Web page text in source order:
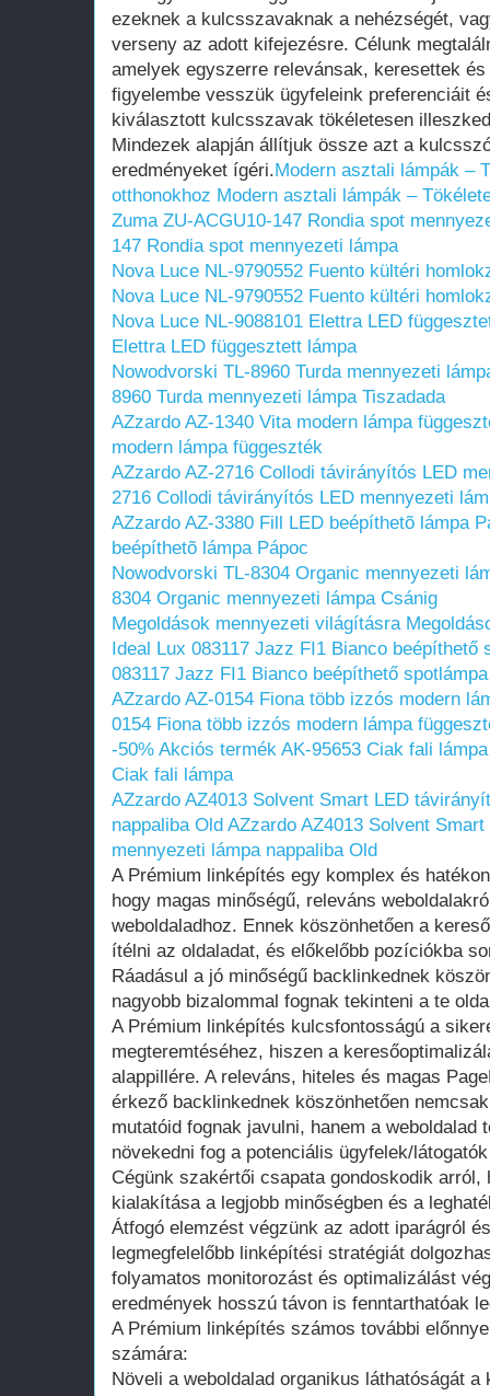
ezeknek a kulcsszavaknak a nehézségét,
verseny az adott kifejezésre. Célunk
amelyek egyszerre relevánsak, keresettek
figyelembe vesszük ügyfeleink preferenciáit
kiválasztott kulcsszavak tökéletesen
Mindezek alapján állítjuk össze azt a
eredményeket ígéri.Modern asztali lámpák –
otthonokhoz Modern asztali lámpák –
Zuma ZU-ACGU10-147 Rondia spot
147 Rondia spot mennyezeti lámpa
Nova Luce NL-9790552 Fuento kültéri
Nova Luce NL-9790552 Fuento kültéri
Nova Luce NL-9088101 Elettra LED
Elettra LED függesztett lámpa
Nowodvorski TL-8960 Turda mennyezeti
8960 Turda mennyezeti lámpa Tiszadada
AZzardo AZ-1340 Vita modern lámpa
modern lámpa függeszték
AZzardo AZ-2716 Collodi távirányítós LED
2716 Collodi távirányítós LED mennyezeti
AZzardo AZ-3380 Fill LED beépíthetõ lámpa
beépíthetõ lámpa Pápoc
Nowodvorski TL-8304 Organic mennyezeti
8304 Organic mennyezeti lámpa Csánig
Megoldások mennyezeti világításra
Ideal Lux 083117 Jazz FI1 Bianco beépíthető
083117 Jazz FI1 Bianco beépíthető
AZzardo AZ-0154 Fiona több izzós modern
0154 Fiona több izzós modern lámpa
-50% Akciós termék AK-95653 Ciak fali lámpa
Ciak fali lámpa
AZzardo AZ4013 Solvent Smart LED
nappaliba Old AZzardo AZ4013 Solvent
mennyezeti lámpa nappaliba Old
A Prémium linképítés egy komplex és
hogy magas minőségű, releváns
weboldaladhoz. Ennek köszönhetően a
ítélni az oldaladat, és előkelőbb pozíciókba
Ráadásul a jó minőségű backlinkednek
nagyobb bizalommal fognak tekinteni a te
A Prémium linképítés kulcsfontosságú a
megteremtéséhez, hiszen a
alappillére. A releváns, hiteles és magas
érkező backlinkednek köszönhetően
mutatóid fognak javulni, hanem a weboldalad
növekedni fog a potenciális ügyfelek/
Cégünk szakértői csapata gondoskodik arról,
kialakítása a legjobb minőségben és a
Átfogó elemzést végzünk az adott iparágról
legmegfelelőbb linképítési stratégiát
folyamatos monitorozást és optimalizálást
eredmények hosszú távon is fenntarthatóak
A Prémium linképítés számos további
számára:
Növeli a weboldalad organikus láthatóságát a